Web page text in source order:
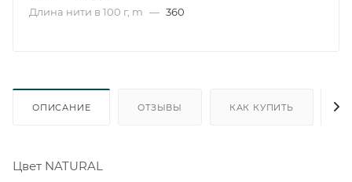
Длина нити в 100 г, m — 360
ОПИСАНИЕ ОТЗЫВЫ КАК КУПИТЬ
Цвет NATURAL